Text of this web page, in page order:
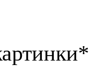
*